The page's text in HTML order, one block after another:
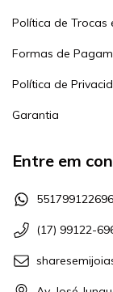
Política de Trocas
Formas de
Política de
Garantia
Entre em
(17) 99122-